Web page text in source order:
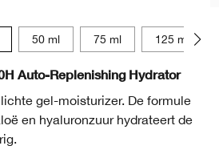
50 ml 75 ml 125 ml
Auto-Replenishing Hydrator
gel-moisturizer. De formule
en hyaluronzuur hydrateert de